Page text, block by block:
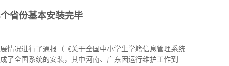
省份基本安装完毕
情况进行了通报（《关于全国中小学生学籍信息管理系统
了全国系统的安装，其中河南、广东因运行维护工作到